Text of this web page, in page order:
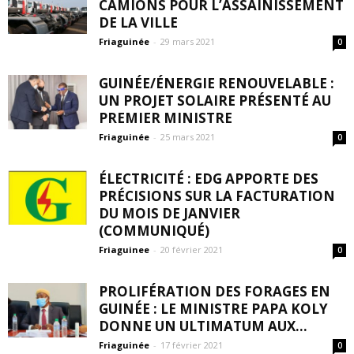
CAMIONS POUR L’ASSAINISSEMENT
DE LA VILLE
Friaguinée - 29 mars 2021 0
GUINÉE/ÉNERGIE RENOUVELABLE :
UN PROJET SOLAIRE PRÉSENTÉ AU
PREMIER MINISTRE
Friaguinée - 25 mars 2021 0
ÉLECTRICITÉ : EDG APPORTE DES
PRÉCISIONS SUR LA FACTURATION
DU MOIS DE JANVIER
(COMMUNIQUÉ)
Friaguinee - 20 février 2021 0
PROLIFÉRATION DES FORAGES EN
GUINÉE : LE MINISTRE PAPA KOLY
DONNE UN ULTIMATUM AUX...
Friaguinée - 17 février 2021 0